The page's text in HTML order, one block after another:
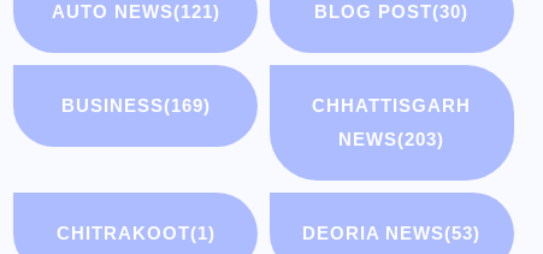
AUTO NEWS(121) BLOG POST(30)
BUSINESS(169)
CHHATTISGARH
NEWS(203)
CHITRAKOOT(1) DEORIA NEWS(53)